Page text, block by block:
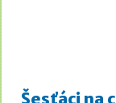
Šesťáci na